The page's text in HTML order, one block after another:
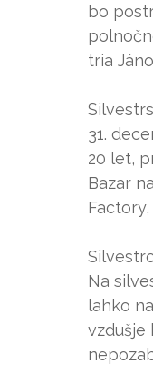
bo
tria
31.
20 let,
Bazar
Na
lahko
vzdušje